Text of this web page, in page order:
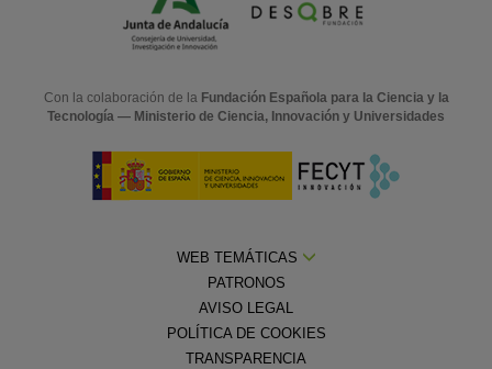
Con la colaboración de la Fundación Española para la Ciencia y la
Tecnología — Ministerio de Ciencia, Innovación y Universidades
WEB TEMÁTICAS
PATRONOS
AVISO LEGAL
POLÍTICA DE COOKIES
TRANSPARENCIA